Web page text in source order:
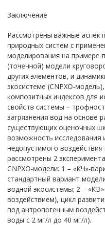
Заключение
Рассмотрены важные
природных систем с
моделирования на примере
(точечной) модели
других элементов, и
экосистеме (CNPXО-
композитных индексов для
свойств системы –
загрязнения вод на основе
существующих оценочных
возможность исследования
недопустимого
рассмотрены 2
CNPXО-модели: 1 – «КЧ»-
стандартный вариант
водной экосистемы; 2 –
воздействием), цикл
под антропогенным
воды с 2 мг/л до 40 мг/л).